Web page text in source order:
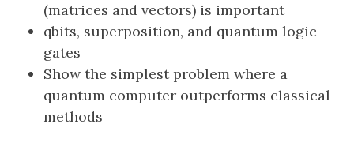
(matrices and vectors) is important
qbits, superposition, and quantum logic
gates
Show the simplest problem where a
quantum computer outperforms classical
methods